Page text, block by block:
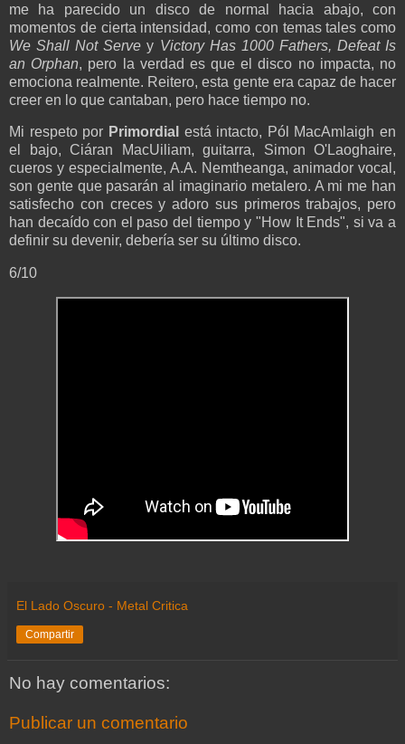
me ha parecido un disco de normal hacia abajo, con
momentos de cierta intensidad, como con temas tales como
We Shall Not Serve y Victory Has 1000 Fathers, Defeat Is
an Orphan, pero la verdad es que el disco no impacta, no
emociona realmente. Reitero, esta gente era capaz de hacer
creer en lo que cantaban, pero hace tiempo no.
Mi respeto por Primordial está intacto, Pól MacAmlaigh en
el bajo, Ciáran MacUiliam, guitarra, Simon O'Laoghaire,
cueros y especialmente, A.A. Nemtheanga, animador vocal,
son gente que pasarán al imaginario metalero. A mi me han
satisfecho con creces y adoro sus primeros trabajos, pero
han decaído con el paso del tiempo y "How It Ends", si va a
definir su devenir, debería ser su último disco.
6/10
El Lado Oscuro - Metal Critica
Compartir
No hay comentarios:
Publicar un comentario